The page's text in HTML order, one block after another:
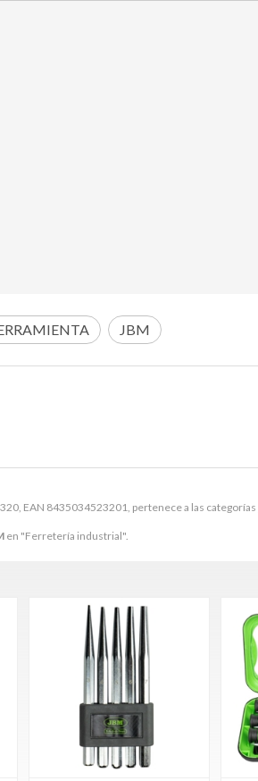
EAN 8435034523201, pertenece a las categorías
en "Ferretería industrial".
JBM